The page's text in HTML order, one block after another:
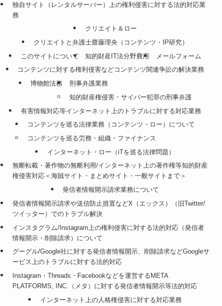
独自サイト（レンタルサーバー）上の権利侵害に対する法的対応業
務
クリエイト＆ロー
クリエイトと弁護士齋藤理央（コンテンツ・IP研究）
このサイトについて
知的財産IT法分野費用
メールフォーム
コンテンツに対する権利侵害などコンテンツ関連争訟の解決業務
博物館法務
刑事弁護業務
知的財産権侵害・サイバー犯罪の刑事弁護
有害情報対応等インターネット上のトラブルに対する対応業務
コンテンツを巡る法律業務（コンテンツ・ロー）について
コンテンツを巡る労務・組織・ファイナンス
インターネット・ロー（iTを巡る法律問題）
無断転載・著作物の無断利用/インターネット上の著作権等知的財産
権侵害対応＜海賊サイト・まとめサイト・一般サイトまで＞
発信者情報開示請求業務について
発信者情報開示請求や送信防止措置などX（エックス）（旧Twitter/
ツイッター）でのトラブル解決
インスタグラム/Instagram上の権利侵害に対する法的対応（発信者
情報開示・削除請求）について
グーグル/Google社に対する発信者情報開示、削除請求などGoogleサ
ービス上のトラブルに対する法的対応
Instagram・Threads・Facebookなどを運営するMETA
PLATFORMS, INC.（メタ）に対する発信者情報開示等法的対応
インターネット上の人格権侵害に対する対応業務